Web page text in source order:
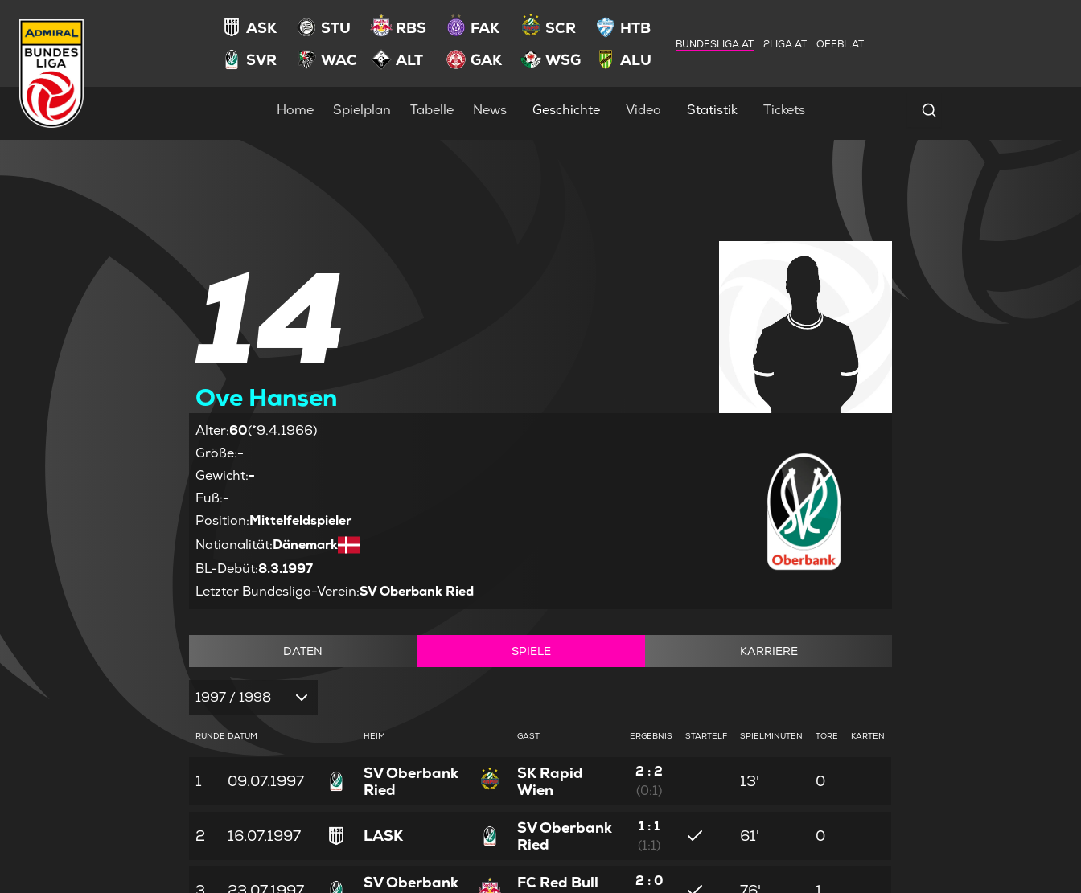
ASK STU RBS FAK SCR
HTB
SVR
WAC ALT GAK WSG ALU
BUNDESLIGA.AT 2LIGA.AT OEFBL.AT
Home Spielplan Tabelle News Geschichte Video Statistik Tickets Spielersuche
14
Ove Hansen
Alter:60(*9.4.1966)
Größe:-
Gewicht:-
Fuß:-
Position:Mittelfeldspieler
Nationalität:Dänemark
BL-Debüt:8.3.1997
Letzter Bundesliga-Verein:SV Oberbank Ried
DATEN SPIELE KARRIERE
1997 / 1998
RUNDE DATUM HEIM GAST ERGEBNIS STARTELF SPIELMINUTEN TORE KARTEN
1 09.07.1997
SV Oberbank
Ried
SK Rapid
Wien
2 : 2
(0:1)
13' 0
2 16.07.1997 LASK
SV Oberbank
Ried
1 : 1
(1:1)
61' 0
SV Oberbank
FC Red Bull
2 : 0